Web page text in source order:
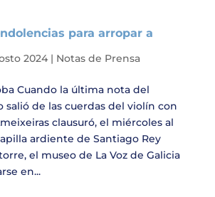
para arropar a
2024| Notas de Prensa
Cuando la última nota del
salió de las cuerdas del violín con
clausuró, el miércoles al
ardiente de Santiago Rey
el museo de La Voz de Galicia
en...